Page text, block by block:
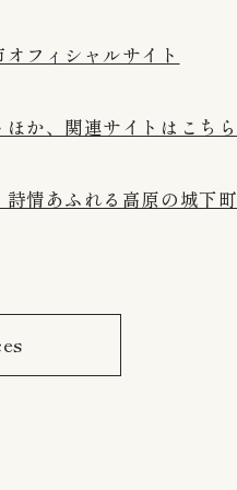
オフィシャルサイト
ほか、関連サイトはこちら
詩情あふれる高原の城下町